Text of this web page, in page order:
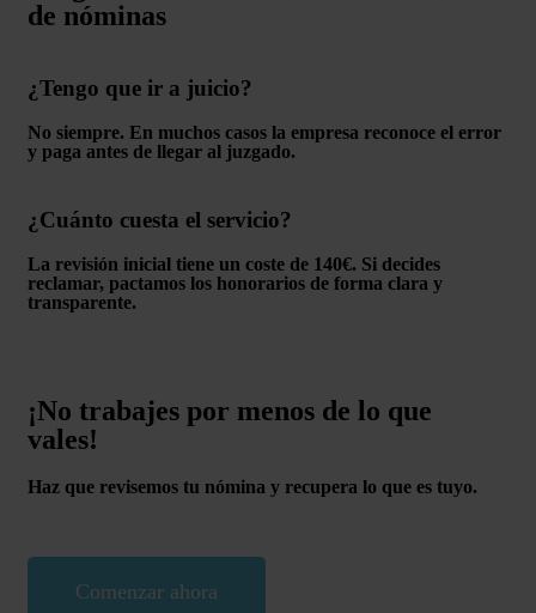
de nóminas
¿Tengo que ir a juicio?
No siempre. En muchos casos la empresa reconoce el error
y paga antes de llegar al juzgado.
¿Cuánto cuesta el servicio?
La revisión inicial tiene un coste de 140€. Si decides
reclamar, pactamos los honorarios de forma clara y
transparente.
¡No trabajes por menos de lo que
vales!
Haz que revisemos tu nómina y recupera lo que es tuyo.
Comenzar ahora